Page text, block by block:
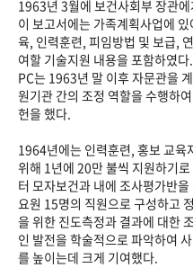
1963년 3월에 보건사회부 장관
이 보고서에는 가족계획사업에
육, 인력훈련, 피임방법 및 보급,
여할 기술지원 내용을 포함하였다.
PC는 1963년 말 이후 자문관을
원기관 간의 조정 역할을 수행하
헌을 했다.
1964년에는 인력훈련, 홍보 교육
위해 1년에 20만 불씩 지원하기
터 모자보건과 내에 조사평가반
요원 15명의 직원으로 구성하고
을 위한 진도측정과 결과에 대한
인 발전을 학술적으로 파악하여
를 높이는데 크게 기여했다.